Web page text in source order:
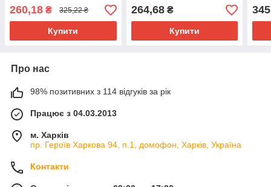
Unica Plus
(MGU6.004V.563)
260,18 ₴ 325,22 ₴
Купити
264,68₴
Купити
Про нас
98% позитивних з 114 відгуків за рік
Працює з 04.03.2013
м. Харків
пр. Героїв Харкова 94, п.1, домофон, Харків, Україна
Контакти